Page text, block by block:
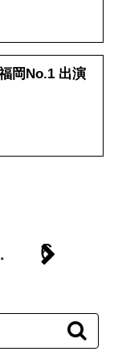
岡No.1 出演
6